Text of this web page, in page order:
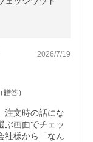
2026/7/19
答）
注文時の話にな
ぶ画面でチェッ
社様から「なん